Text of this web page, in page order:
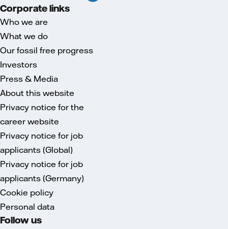
Corporate links
Who we are
What we do
Our fossil free progress
Investors
Press & Media
About this website
Privacy notice for the
career website
Privacy notice for job
applicants (Global)
Privacy notice for job
applicants (Germany)
Cookie policy
Personal data
Follow us